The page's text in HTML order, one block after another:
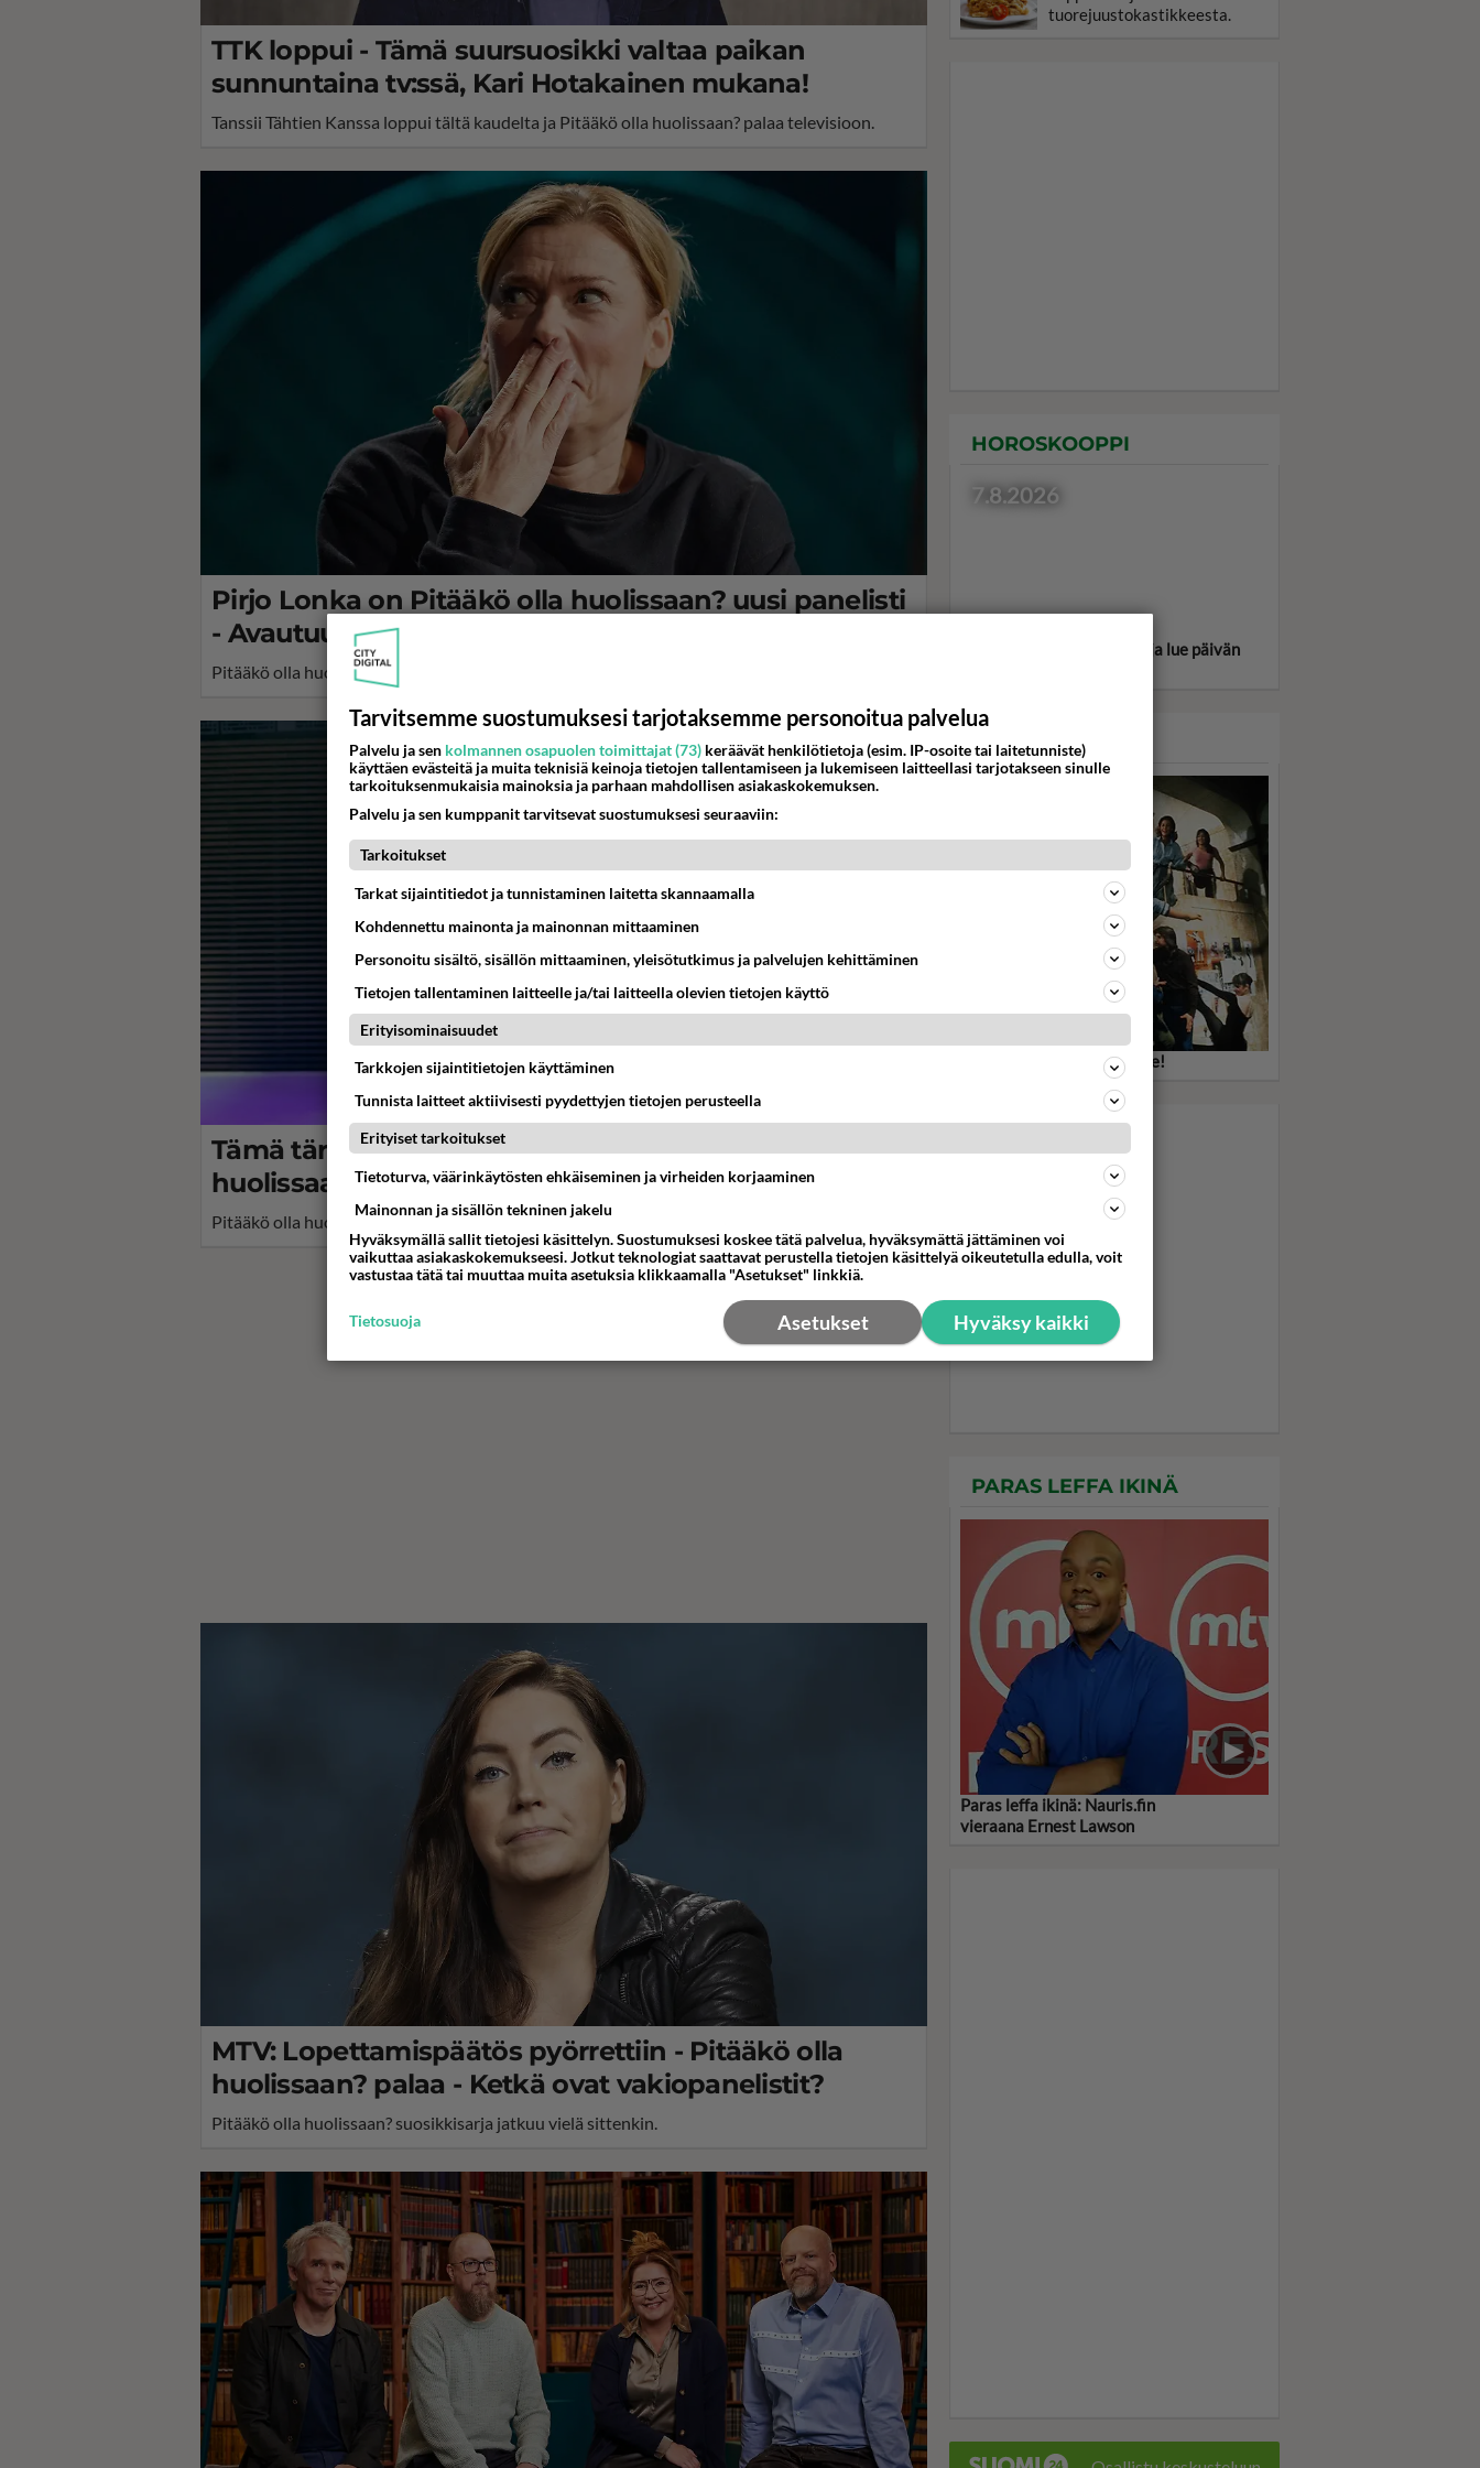
TTK loppui - Tämä suursuosikki valtaa paikan
sunnuntaina tv:ssä, Kari Hotakainen mukana!
Tanssii Tähtien Kanssa loppui tältä kaudelta ja Pitääkö olla huolissaan? palaa televisioon.
Pirjo Lonka on Pitääkö olla huolissaan? uusi panelisti
- Avautuu kuvauksista: "Minua tietenkin..."
Pitääkö olla huolissaan? suosikkisarja palaa uusin jaksoin.
Tämä tärkeä asia vielä salassa! Pitääkö olla
huolissaan? palaa - Katso tästä uusi lähetysaika
Pitääkö olla huolissaan? suosikkisarja jatkuu.
MTV: Lopettamispäätös pyörrettiin - Pitääkö olla
huolissaan? palaa - Ketkä ovat vakiopanelistit?
Pitääkö olla huolissaan? suosikkisarja jatkuu vielä sittenkin.
tuorejuustokastikkeesta.
HOROSKOOPPI
7.8.2026
Valitse oma tähtimerkkisi ja lue päivän
KASARI
Remember my name - Fame!
PARAS LEFFA IKINÄ
Paras leffa ikinä: Nauris.fin
vieraana Ernest Lawson
Tarvitsemme suostumuksesi tarjotaksemme personoitua palvelua
Palvelu ja sen kolmannen osapuolen toimittajat (73) keräävät henkilötietoja (esim. IP-osoite tai laitetunniste)
käyttäen evästeitä ja muita teknisiä keinoja tietojen tallentamiseen ja lukemiseen laitteellasi tarjotakseen sinulle
tarkoituksenmukaisia mainoksia ja parhaan mahdollisen asiakaskokemuksen.
Palvelu ja sen kumppanit tarvitsevat suostumuksesi seuraaviin:
Tarkoitukset
Tarkat sijaintitiedot ja tunnistaminen laitetta skannaamalla
Kohdennettu mainonta ja mainonnan mittaaminen
Personoitu sisältö, sisällön mittaaminen, yleisötutkimus ja palvelujen kehittäminen
Tietojen tallentaminen laitteelle ja/tai laitteella olevien tietojen käyttö
Erityisominaisuudet
Tarkkojen sijaintitietojen käyttäminen
Tunnista laitteet aktiivisesti pyydettyjen tietojen perusteella
Erityiset tarkoitukset
Tietoturva, väärinkäytösten ehkäiseminen ja virheiden korjaaminen
Mainonnan ja sisällön tekninen jakelu
Hyväksymällä sallit tietojesi käsittelyn. Suostumuksesi koskee tätä palvelua, hyväksymättä jättäminen voi
vaikuttaa asiakaskokemukseesi. Jotkut teknologiat saattavat perustella tietojen käsittelyä oikeutetulla edulla, voit
vastustaa tätä tai muuttaa muita asetuksia klikkaamalla "Asetukset" linkkiä.
Hyväksy kaikki
Asetukset
Tietosuoja